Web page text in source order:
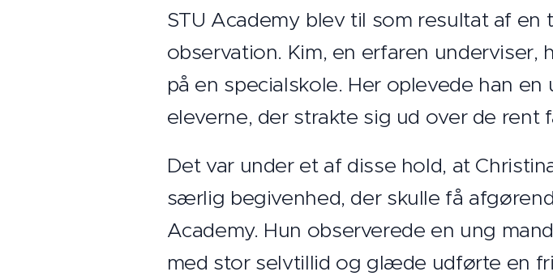
STU Academy blev til som resultat af
observation. Kim, en erfaren
på en specialskole. Her oplevede han
eleverne, der strakte sig ud over de rent
Det var under et af disse hold, at
særlig begivenhed, der skulle få
Academy. Hun observerede en ung
med stor selvtillid og glæde udførte en